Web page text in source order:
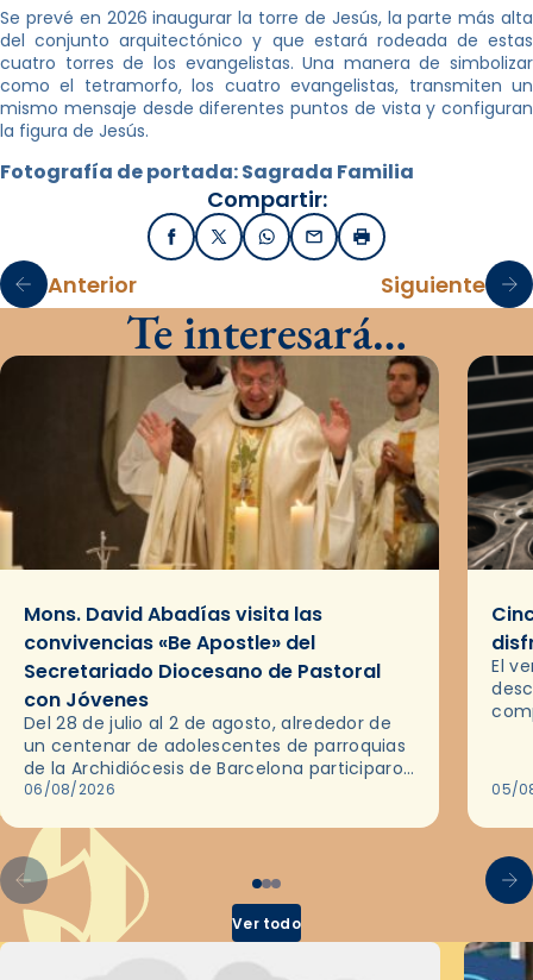
Se prevé en 2026 inaugurar la torre de Jesús, la parte más alta
del conjunto arquitectónico y que estará rodeada de estas
cuatro torres de los evangelistas. Una manera de simbolizar
como el tetramorfo, los cuatro evangelistas, transmiten un
mismo mensaje desde diferentes puntos de vista y configuran
la figura de Jesús.
Fotografía de portada: Sagrada Familia
Compartir:
FacebookX / TwitterWhatsApp
EmailImprimir
Anterior Siguiente
Te interesará…
Mons. David Abadías visita las
convivencias «Be Apostle» del
Secretariado Diocesano de Pastoral
con Jóvenes
Del 28 de julio al 2 de agosto, alrededor de
un centenar de adolescentes de parroquias
de la Archidiócesis de Barcelona participaron
en las convivencias Be Apostle, organizadas
06/08/2026
El
05/
Ver todo